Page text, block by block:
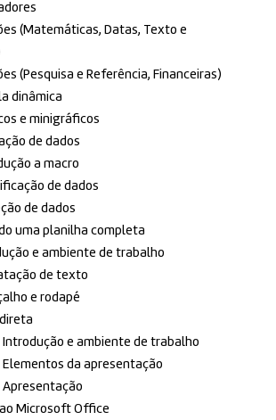
(Matemáticas, Datas, Texto e
(Pesquisa e Referência, Financeiras)
dinâmica
e minigráficos
de dados
a macro
de dados
de dados
uma planilha completa
e ambiente de trabalho
de texto
e rodapé
Introdução e ambiente de trabalho
Elementos da apresentação
Apresentação
Microsoft Office